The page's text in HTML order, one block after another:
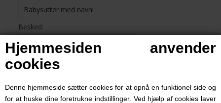
Hjemmesiden anvender
cookies
Denne hjemmeside sætter cookies for at opnå en funktionel side og
for at huske dine foretrukne indstillinger. Ved hjælp af cookies laver
Besked: